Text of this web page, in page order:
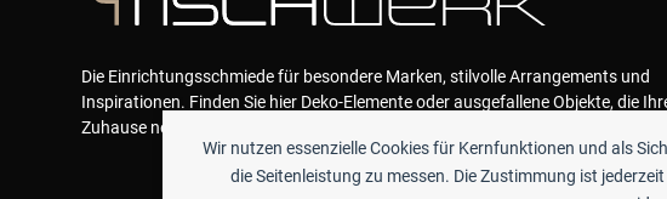
Wir nutzen essenzielle Cookies für Kernfunktionen und als
die Seitenleistung zu messen. Die Zustimmung ist
Die Einrichtungsschmiede für besondere Marken, stilvolle Arrangements und
Inspirationen. Finden Sie hier Deko-Elemente oder ausgefallene Objekte, die
Zuhause neue Akzente geben und das Wohlfühlen garantieren.